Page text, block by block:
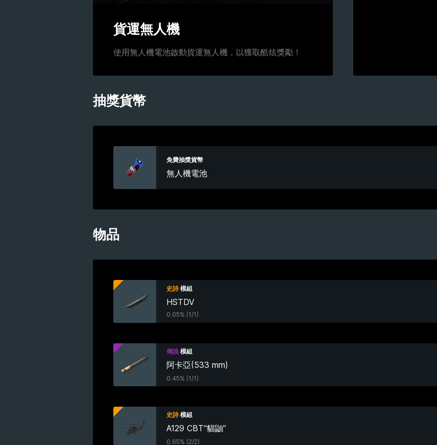
貨運無人機
使用無人機電池啟動貨運無人機，以獲取酷炫獎勵！
抽獎貨幣
免費抽獎貨幣
無人機電池
物品
史詩 模組
HSTDV
0.05% (1/1)
傳說 模組
阿卡亞(533 mm)
0.45% (1/1)
史詩 模組
A129 CBT“貓鼬”
0.65% (2/2)